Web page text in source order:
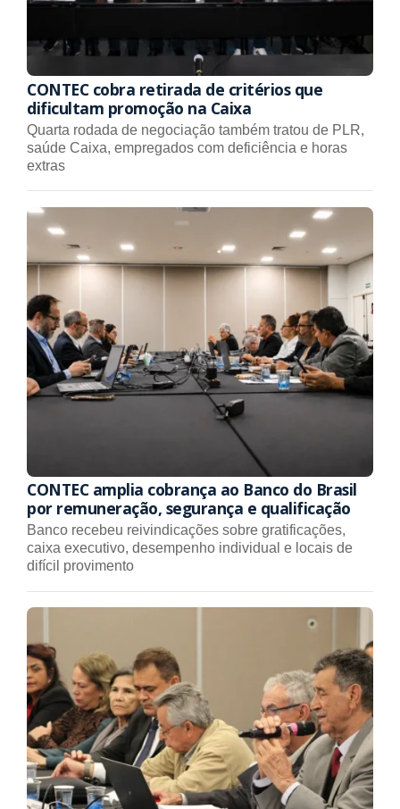
CONTEC cobra retirada de critérios que
dificultam promoção na Caixa
Quarta rodada de negociação também tratou de PLR,
saúde Caixa, empregados com deficiência e horas
extras
CONTEC amplia cobrança ao Banco do Brasil
por remuneração, segurança e qualificação
Banco recebeu reivindicações sobre gratificações,
caixa executivo, desempenho individual e locais de
difícil provimento